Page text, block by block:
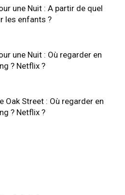
une Nuit : A partir de quel
les enfants ?
une Nuit : Où regarder en
? Netflix ?
Oak Street : Où regarder en
? Netflix ?